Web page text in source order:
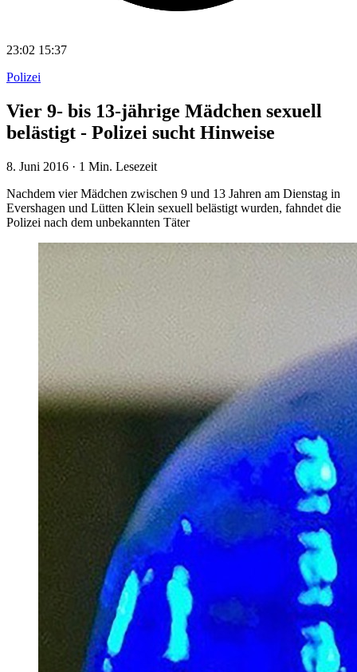
23:02 15:37
Polizei
Vier 9- bis 13-jährige Mädchen sexuell
belästigt - Polizei sucht Hinweise
8. Juni 2016 · 1 Min. Lesezeit
Nachdem vier Mädchen zwischen 9 und 13 Jahren am Dienstag in
Evershagen und Lütten Klein sexuell belästigt wurden, fahndet die
Polizei nach dem unbekannten Täter